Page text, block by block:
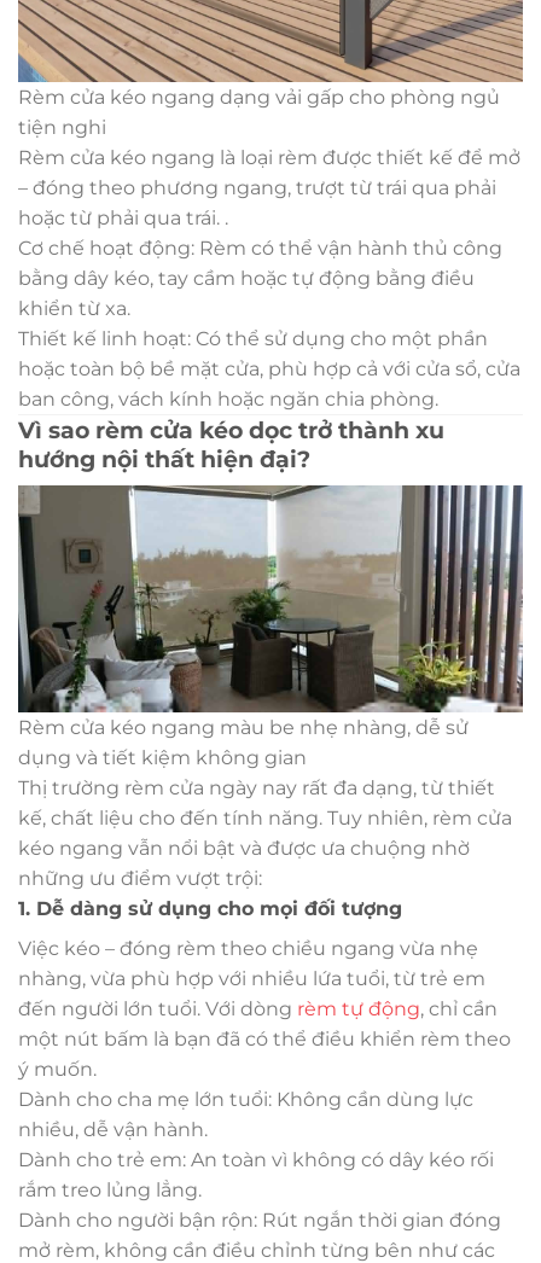
Rèm cửa kéo ngang dạng vải gấp cho phòng ngủ
tiện nghi
Rèm cửa kéo ngang là loại rèm được thiết kế để mở
– đóng theo phương ngang, trượt từ trái qua phải
hoặc từ phải qua trái. .
Cơ chế hoạt động: Rèm có thể vận hành thủ công
bằng dây kéo, tay cầm hoặc tự động bằng điều
khiển từ xa.
Thiết kế linh hoạt: Có thể sử dụng cho một phần
hoặc toàn bộ bề mặt cửa, phù hợp cả với cửa sổ, cửa
ban công, vách kính hoặc ngăn chia phòng.
Vì sao rèm cửa kéo dọc trở thành xu
hướng nội thất hiện đại?
Rèm cửa kéo ngang màu be nhẹ nhàng, dễ sử
dụng và tiết kiệm không gian
Thị trường rèm cửa ngày nay rất đa dạng, từ thiết
kế, chất liệu cho đến tính năng. Tuy nhiên, rèm cửa
kéo ngang vẫn nổi bật và được ưa chuộng nhờ
những ưu điểm vượt trội:
1. Dễ dàng sử dụng cho mọi đối tượng
Việc kéo – đóng rèm theo chiều ngang vừa nhẹ
nhàng, vừa phù hợp với nhiều lứa tuổi, từ trẻ em
đến người lớn tuổi. Với dòng rèm tự động, chỉ cần
một nút bấm là bạn đã có thể điều khiển rèm theo
ý muốn.
Dành cho cha mẹ lớn tuổi: Không cần dùng lực
nhiều, dễ vận hành.
Dành cho trẻ em: An toàn vì không có dây kéo rối
rắm treo lủng lẳng.
Dành cho người bận rộn: Rút ngắn thời gian đóng
mở rèm, không cần điều chỉnh từng bên như các